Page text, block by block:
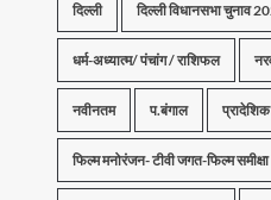
दिल्ली दिल्ली विधानसभा चुनाव
धर्म-अध्यात्म/ पंचांग / राशिफल
नवीनतम प.बंगाल
फिल्म मनोरंजन- टीवी जगत-फिल्म समीक्षा